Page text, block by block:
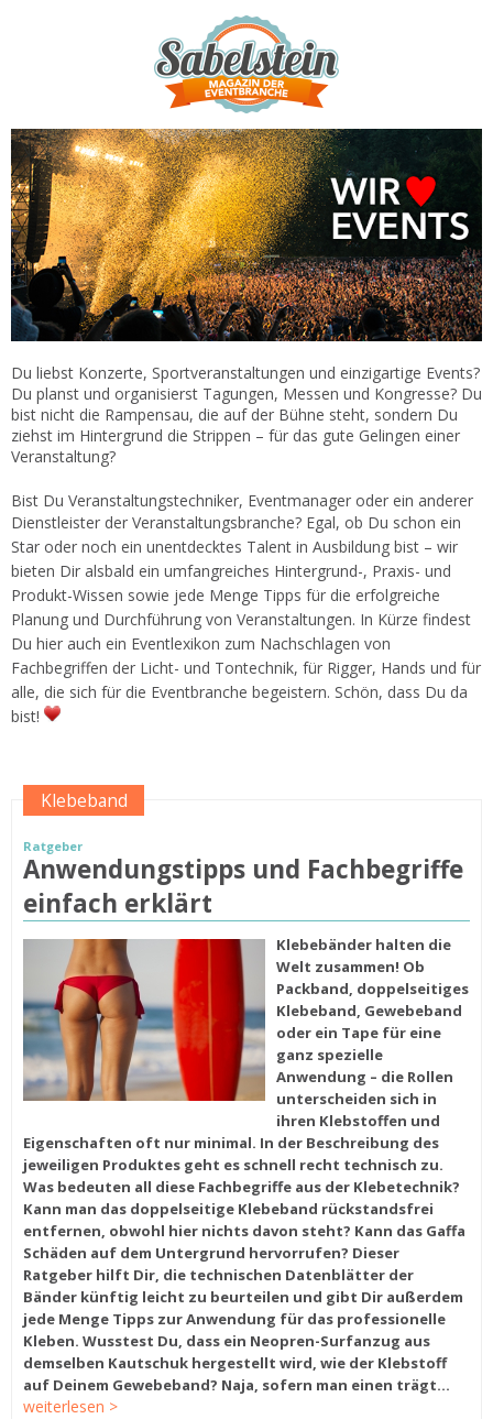
Du liebst Konzerte, Sportveranstaltungen und einzigartige Events?
Du planst und organisierst Tagungen, Messen und Kongresse? Du
bist nicht die Rampensau, die auf der Bühne steht, sondern Du
ziehst im Hintergrund die Strippen – für das gute Gelingen einer
Veranstaltung?
Bist Du Veranstaltungstechniker, Eventmanager oder ein anderer
Dienstleister der Veranstaltungsbranche? Egal, ob Du schon ein
Star oder noch ein unentdecktes Talent in Ausbildung bist – wir
bieten Dir alsbald ein umfangreiches Hintergrund-, Praxis- und
Produkt-Wissen sowie jede Menge Tipps für die erfolgreiche
Planung und Durchführung von Veranstaltungen. In Kürze findest
Du hier auch ein Eventlexikon zum Nachschlagen von
Fachbegriffen der Licht- und Tontechnik, für Rigger, Hands und für
alle, die sich für die Eventbranche begeistern. Schön, dass Du da
bist!
Ratgeber
Klebeband
Anwendungstipps und Fachbegriffe
einfach erklärt
Klebebänder halten die
Welt zusammen! Ob
Packband, doppelseitiges
Klebeband, Gewebeband
oder ein Tape für eine
ganz spezielle
Anwendung – die Rollen
unterscheiden sich in
ihren Klebstoffen und
Eigenschaften oft nur minimal. In der Beschreibung des
jeweiligen Produktes geht es schnell recht technisch zu.
Was bedeuten all diese Fachbegriffe aus der Klebetechnik?
Kann man das doppelseitige Klebeband rückstandsfrei
entfernen, obwohl hier nichts davon steht? Kann das Gaffa
Schäden auf dem Untergrund hervorrufen? Dieser
Ratgeber hilft Dir, die technischen Datenblätter der
Bänder künftig leicht zu beurteilen und gibt Dir außerdem
jede Menge Tipps zur Anwendung für das professionelle
Kleben. Wusstest Du, dass ein Neopren-Surfanzug aus
demselben Kautschuk hergestellt wird, wie der Klebstoff
auf Deinem Gewebeband? Naja, sofern man einen trägt...
weiterlesen >